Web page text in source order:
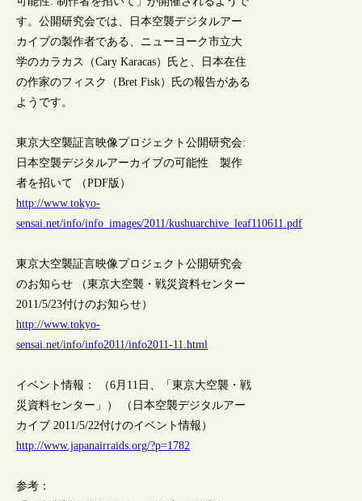
す。公開研究会では、日本空襲デジタルアー
カイブの製作者である、ニューヨーク市立大
学のカラカス（Cary Karacas）氏と、日本在住
の作家のフィスク（Bret Fisk）氏の報告がある
ようです。
東京大空襲証言映像プロジェクト公開研究会:
日本空襲デジタルアーカイブの可能性 製作
者を招いて （PDF版）
http://www.tokyo-
sensai.net/info/info_images/2011/kushuarchive_leaf110611.pdf
東京大空襲証言映像プロジェクト公開研究会
のお知らせ （東京大空襲・戦災資料センター
2011/5/23付けのお知らせ）
http://www.tokyo-
sensai.net/info/info2011/info2011-11.html
イベント情報： （6月11日、「東京大空襲・戦
災資料センター」） （日本空襲デジタルアー
カイブ 2011/5/22付けのイベント情報）
http://www.japanairraids.org/?p=1782
参考：